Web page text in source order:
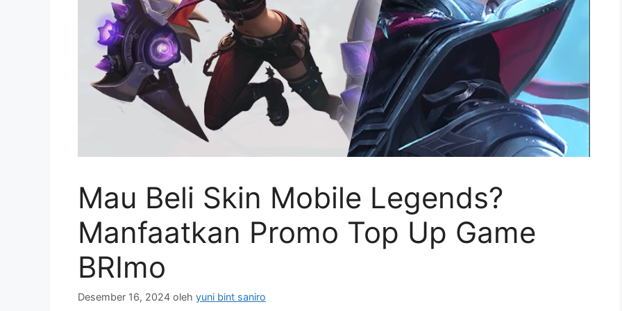
Mau Beli Skin Mobile Legends?
Manfaatkan Promo Top Up Game
BRImo
Desember 16, 2024 oleh yuni bint saniro